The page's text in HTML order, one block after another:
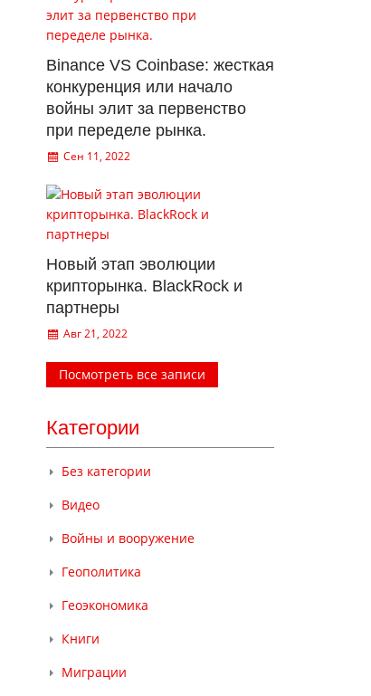
Binance VS Coinbase: жесткая
конкуренция или начало
войны элит за первенство
при переделе рынка.
Сен 11, 2022
Новый этап эволюции
крипторынка. BlackRock и
партнеры
Авг 21, 2022
Посмотреть все записи
Категории
Без категории
Видео
Войны и вооружение
Геополитика
Геоэкономика
Книги
Миграции